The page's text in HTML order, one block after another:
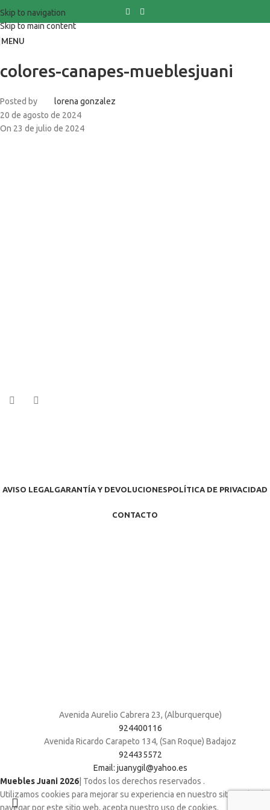
Skip to navigation
Skip to main content
MENU
colores-canapes-mueblesjuani
Posted by
lorena gonzalez
20 de agosto de 2024
On 23 de julio de 2024
AVISO LEGALGARANTÍA Y DEVOLUCIONESPOLÍTICA DE PRIVACIDAD
CONTACTO
Avenida Aurelio Cabrera 23, (Alburquerque)
924400116
Avenida Ricardo Carapeto 134, (San Roque) Badajoz
924435572
Email: juanygil@yahoo.es
Muebles Juani 2026 | Todos los derechos reservados .
Utilizamos cookies para mejorar su experiencia en nuestro sitio web. Al
navegar por este sitio web, acepta nuestro uso de cookies.